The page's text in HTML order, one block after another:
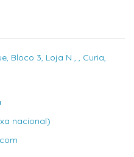
Bloco 3, Loja N , , Curia,
nacional)